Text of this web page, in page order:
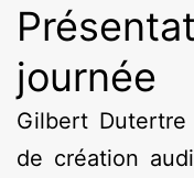
journée
Gilbert
de création